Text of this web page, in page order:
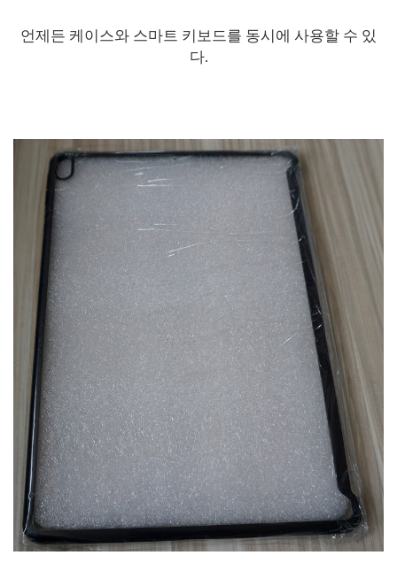
언제든 케이스와 스마트 키보드를 동시에 사용할 수 있
다.